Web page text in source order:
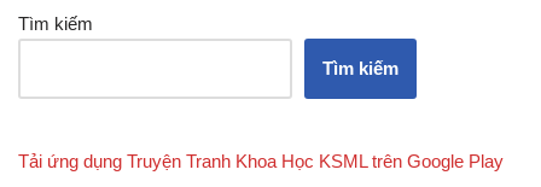
Tìm kiếm
Tìm kiếm
Tải ứng dụng Truyện Tranh Khoa Học KSML trên Google Play